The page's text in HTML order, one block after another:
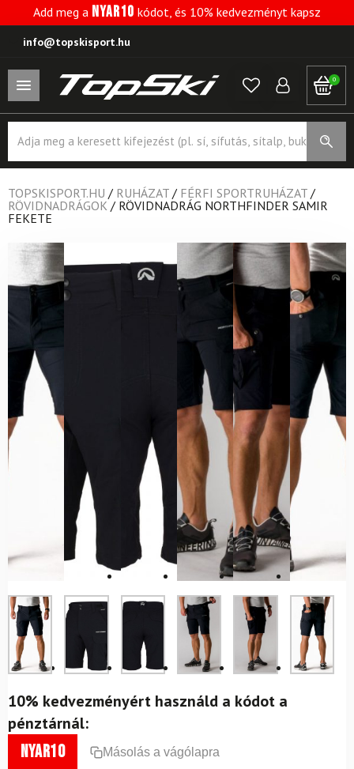
Add meg a NYAR10 kódot, és 10% kedvezményt kapsz
info@topskisport.hu
0
search
TOPSKISPORT.HU / RUHÁZAT / FÉRFI SPORTRUHÁZAT /
RÖVIDNADRÁGOK / RÖVIDNADRÁG NORTHFINDER SAMIR
FEKETE
10% kedvezményért használd a kódot a
pénztárnál:
nyar10 Másolás a vágólapra